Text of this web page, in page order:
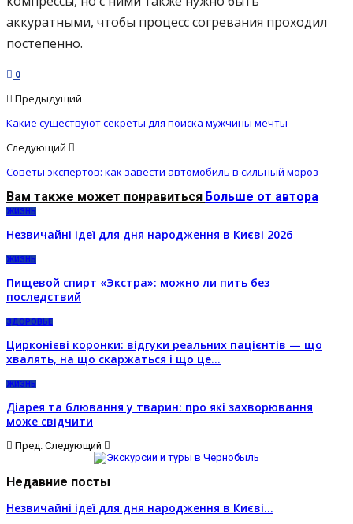
аккуратными, чтобы процесс согревания проходил
постепенно.
0
Предыдущий
Какие существуют секреты для поиска мужчины мечты
Следующий
Советы экспертов: как завести автомобиль в сильный мороз
Вам также может понравиться Больше от автора
ЖИЗНЬ
Незвичайні ідеї для дня народження в Києві 2026
ЖИЗНЬ
Пищевой спирт «Экстра»: можно ли пить без
последствий
ЗДОРОВЬЕ
Цирконієві коронки: відгуки реальних пацієнтів — що
хвалять, на що скаржаться і що це…
ЖИЗНЬ
Діарея та блювання у тварин: про які захворювання
може свідчити
Пред. Следующий
Недавние посты
Незвичайні ідеї для дня народження в Києві…